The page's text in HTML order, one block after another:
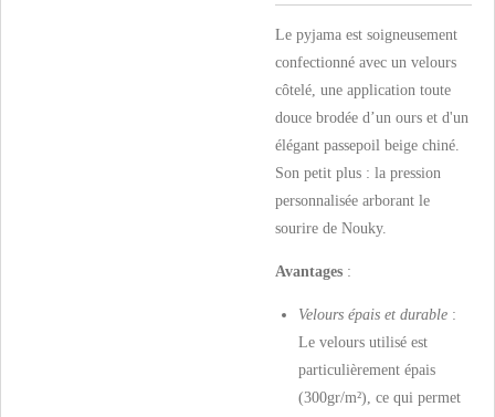
Le pyjama est soigneusement
confectionné avec un velours
côtelé, une application toute
douce brodée d’un ours et d'un
élégant passepoil beige chiné.
Son petit plus : la pression
personnalisée arborant le
sourire de Nouky.
Avantages :
Velours épais et durable :
Le velours utilisé est
particulièrement épais
(300gr/m²), ce qui permet